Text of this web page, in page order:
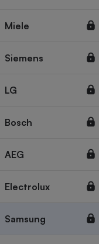
Miele
Siemens
LG
Bosch
AEG
Electrolux
Samsung